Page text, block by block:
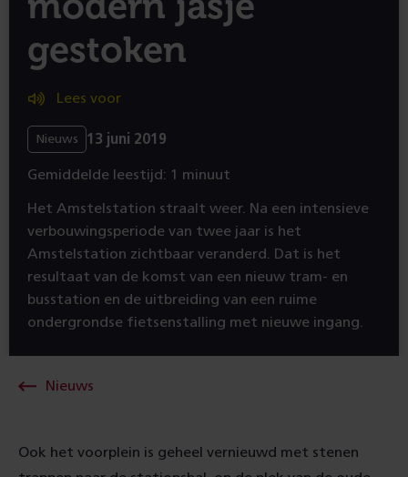
gestoken
Lees voor
Nieuws 13 juni 2019
Gemiddelde leestijd: 1 minuut
Het Amstelstation straalt weer. Na een intensieve
verbouwingsperiode van twee jaar is het
Amstelstation zichtbaar veranderd. Dat is het
resultaat van de komst van een nieuw tram- en
busstation en de uitbreiding van een ruime
ondergrondse fietsenstalling met nieuwe ingang.
Nieuws
Ook het voorplein is geheel vernieuwd met stenen